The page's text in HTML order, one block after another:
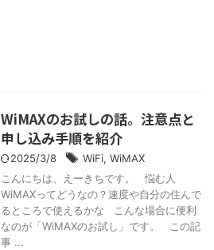
WiMAXのお試しの話。注意点と
申し込み手順を紹介
2025/3/8 WiFi, WiMAX
こんにちは、えーきちです。 悩む人
WiMAXってどうなの？速度や自分の住んで
るところで使えるかな こんな場合に便利
なのが「WiMAXのお試し」です。 この記
事 ...